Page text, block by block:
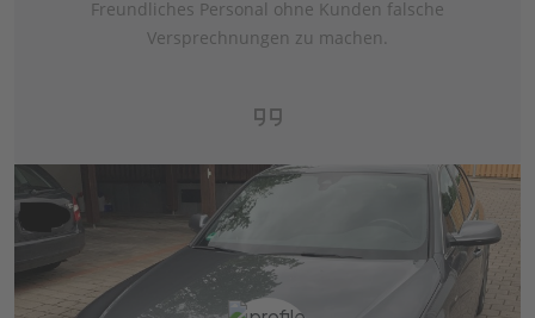
Freundliches Personal ohne Kunden falsche
Versprechnungen zu machen.